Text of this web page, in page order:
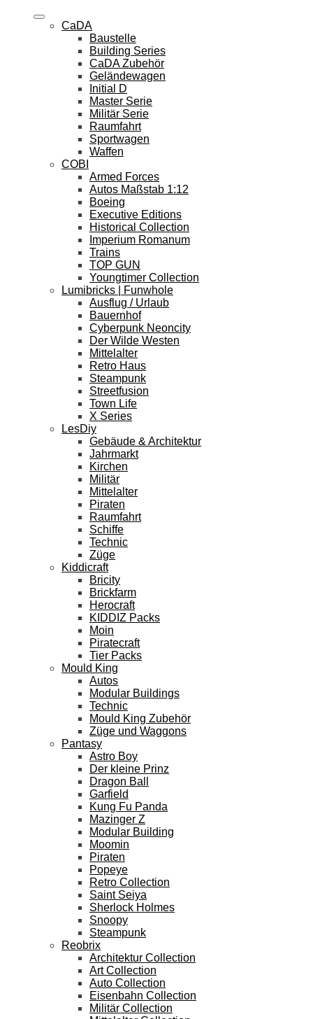
CaDA
Baustelle
Building Series
CaDA Zubehör
Geländewagen
Initial D
Master Serie
Militär Serie
Raumfahrt
Sportwagen
Waffen
COBI
Armed Forces
Autos Maßstab 1:12
Boeing
Executive Editions
Historical Collection
Imperium Romanum
Trains
TOP GUN
Youngtimer Collection
Lumibricks | Funwhole
Ausflug / Urlaub
Bauernhof
Cyberpunk Neoncity
Der Wilde Westen
Mittelalter
Retro Haus
Steampunk
Streetfusion
Town Life
X Series
LesDiy
Gebäude & Architektur
Jahrmarkt
Kirchen
Militär
Mittelalter
Piraten
Raumfahrt
Schiffe
Technic
Züge
Kiddicraft
Bricity
Brickfarm
Herocraft
KIDDIZ Packs
Moin
Piratecraft
Tier Packs
Mould King
Autos
Modular Buildings
Technic
Mould King Zubehör
Züge und Waggons
Pantasy
Astro Boy
Der kleine Prinz
Dragon Ball
Garfield
Kung Fu Panda
Mazinger Z
Modular Building
Moomin
Piraten
Popeye
Retro Collection
Saint Seiya
Sherlock Holmes
Snoopy
Steampunk
Reobrix
Architektur Collection
Art Collection
Auto Collection
Eisenbahn Collection
Militär Collection